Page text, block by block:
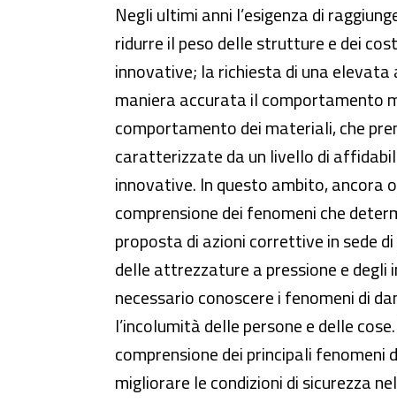
Negli ultimi anni l’esigenza di
ridurre il peso delle strutture e dei
innovative; la richiesta di una
maniera accurata il comportamento
comportamento dei materiali, che
caratterizzate da un livello di
innovative. In questo ambito, ancora
comprensione dei fenomeni che
proposta di azioni correttive in sede
delle attrezzature a pressione e
necessario conoscere i fenomeni di
l’incolumità delle persone e delle
comprensione dei principali
migliorare le condizioni di sicurezza